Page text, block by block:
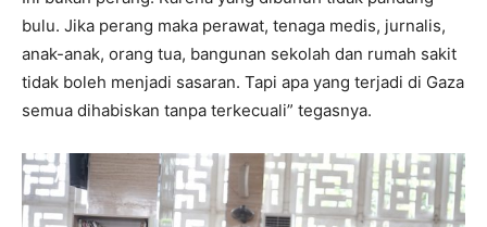
bulu. Jika perang maka perawat, tenaga medis, jurnalis,
anak-anak, orang tua, bangunan sekolah dan rumah sakit
tidak boleh menjadi sasaran. Tapi apa yang terjadi di Gaza
semua dihabiskan tanpa terkecuali” tegasnya.